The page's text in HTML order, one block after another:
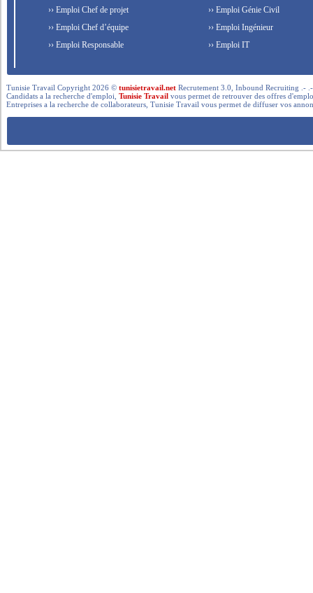
›› Emploi Chef de projet
›› Emploi Chef d’équipe
›› Emploi Responsable
›› Emploi Génie Civil
›› Emploi Ingénieur
›› Emploi IT
Tunisie Travail Copyright 2026 ©tunisietravail.net Recrutement 3.0, Inbound Recruiting .-
Candidats a la recherche d'emploi,Tunisie Travail vous permet de retrouver des offres
Entreprises a la recherche de collaborateurs, Tunisie Travail vous permet de diffuser vos